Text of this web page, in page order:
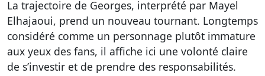
La trajectoire de Georges, interprété par Mayel
Elhajaoui, prend un nouveau tournant. Longtemps
considéré comme un personnage plutôt immature
aux yeux des fans, il affiche ici une volonté claire
de s’investir et de prendre des responsabilités.